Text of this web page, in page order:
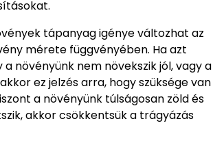
tápanyag igénye változhat az
mérete függvényében. Ha azt
növényünk nem növekszik jól, vagy a
ez jelzés arra, hogy szüksége van
a növényünk túlságosan zöld és
akkor csökkentsük a trágyázás